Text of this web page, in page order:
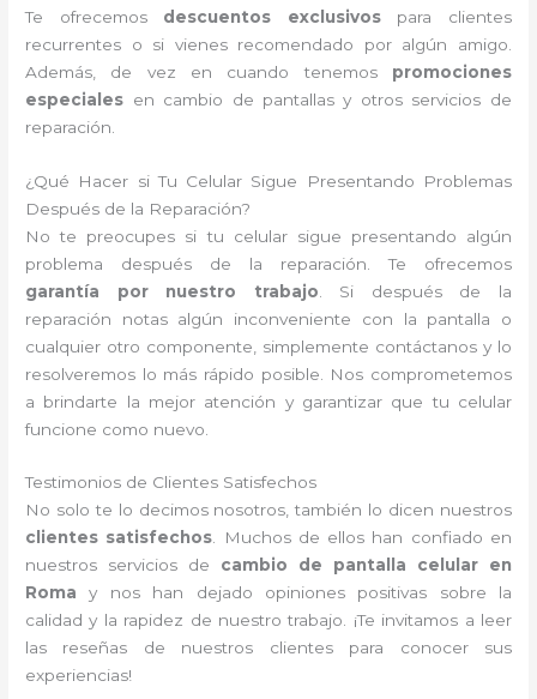
Te ofrecemos descuentos exclusivospara clientes
recurrentes o si vienes recomendado por algún amigo.
Además, de vez en cuando tenemos promociones
especiales en cambio de pantallas y otros servicios de
reparación.
¿Qué Hacer si Tu Celular Sigue Presentando Problemas
Después de la Reparación?
No te preocupes si tu celular sigue presentando algún
problema después de la reparación. Te ofrecemos
garantía por nuestro trabajo . Si después de la
reparación notas algún inconveniente con la pantalla o
cualquier otro componente, simplemente contáctanos y lo
resolveremos lo más rápido posible. Nos comprometemos
a brindarte la mejor atención y garantizar que tu celular
funcione como nuevo.
Testimonios de Clientes Satisfechos
No solo te lo decimos nosotros, también lo dicen nuestros
clientes satisfechos. Muchos de ellos han confiado en
nuestros servicios de cambio de pantalla celular en
Roma y nos han dejado opiniones positivas sobre la
calidad y la rapidez de nuestro trabajo. ¡Te invitamos a leer
las reseñas de nuestros clientes para conocer sus
experiencias!